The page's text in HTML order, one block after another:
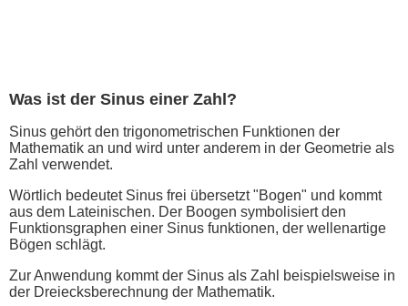
Was ist der Sinus einer Zahl?
Sinus gehört den trigonometrischen Funktionen der
Mathematik an und wird unter anderem in der Geometrie als
Zahl verwendet.
Wörtlich bedeutet Sinus frei übersetzt "Bogen" und kommt
aus dem Lateinischen. Der Boogen symbolisiert den
Funktionsgraphen einer Sinus funktionen, der wellenartige
Bögen schlägt.
Zur Anwendung kommt der Sinus als Zahl beispielsweise in
der Dreiecksberechnung der Mathematik.